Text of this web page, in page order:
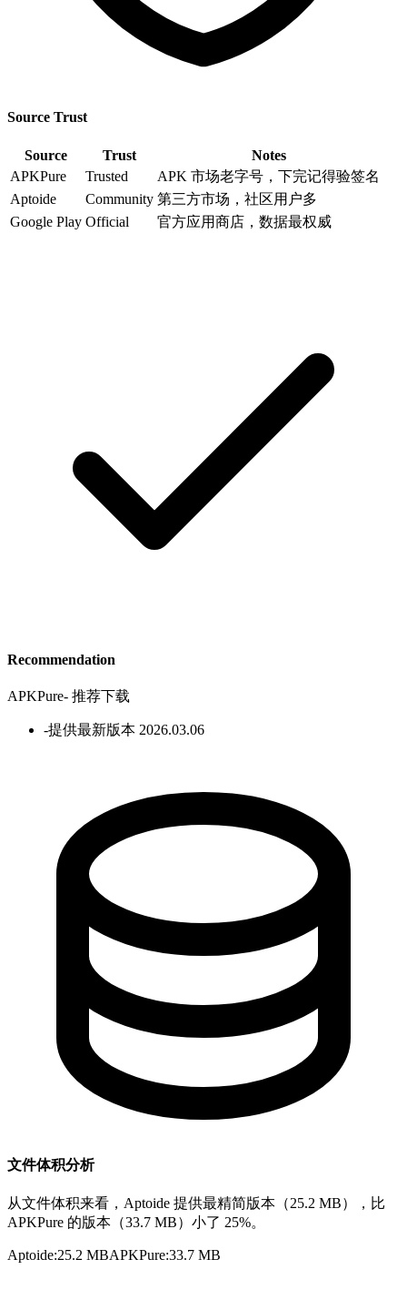
Source Trust
Source Trust
Notes
APKPure
Trusted
APK 市场老字号，下完记得验签名
Aptoide
Community 第三方市场，社区用户多
Google Play Official 官方应用商店，数据最权威
Recommendation
APKPure- 推荐下载
-提供最新版本 2026.03.06
文件体积分析
从文件体积来看，Aptoide 提供最精简版本（25.2 MB），比
APKPure 的版本（33.7 MB）小了 25%。
Aptoide:25.2 MBAPKPure:33.7 MB